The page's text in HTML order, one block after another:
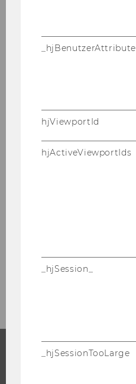
Jänner 2006
April 2006
Mai 2006
September 2006
_hjBenutzerAttribute
hjViewportId
hjActiveViewportIds
_hjSession_
_hjSessionTooLarge